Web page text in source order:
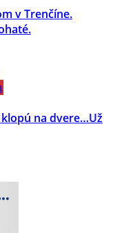
v Trenčíne.
na dvere…Už